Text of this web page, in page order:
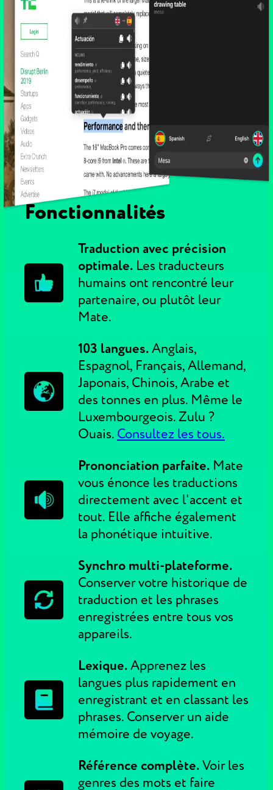
Fonctionnalités
Traduction avec précision
optimale. Les traducteurs
humains ont rencontré leur
partenaire, ou plutôt leur
Mate.
103 langues.Anglais,
Espagnol, Français, Allemand,
Japonais, Chinois, Arabe et
des tonnes en plus. Même le
Luxembourgeois. Zulu ?
Ouais. Consultez les tous.
Prononciation parfaite. Mate
vous énonce les traductions
directement avec l'accent et
tout. Elle affiche également
la phonétique intuitive.
Synchro multi-plateforme.
Conserver votre historique de
traduction et les phrases
enregistrées entre tous vos
appareils.
Lexique.Apprenez les
langues plus rapidement en
enregistrant et en classant les
phrases. Conserver un aide
mémoire de voyage.
Référence complète.Voir les
genres des mots et faire